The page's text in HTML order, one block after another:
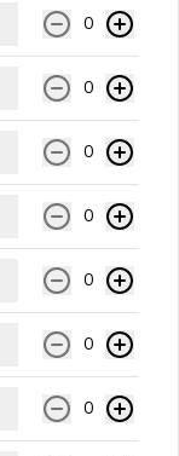
cheddar, lechuga,
y salsa golf.
tomate y
0
0
0
0
0
0
0